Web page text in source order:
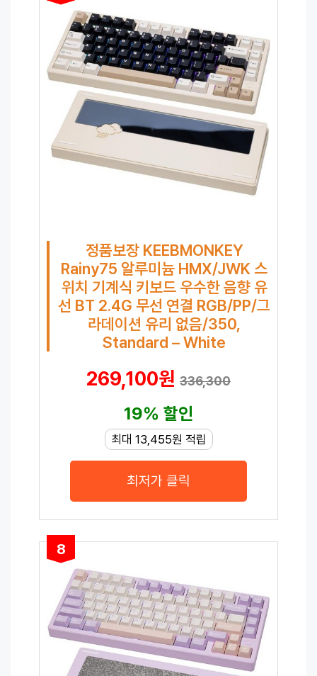
정품보장 KEEBMONKEY
Rainy75 알루미늄 HMX/JWK 스
위치 기계식 키보드 우수한 음향 유
선 BT 2.4G 무선 연결 RGB/PP/그
라데이션 유리 없음/350,
Standard – White
269,100원 336,300
19% 할인
최대 13,455원 적립
최저가 클릭
8